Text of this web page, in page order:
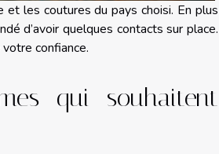
les coutures du pays choisi. En plus
d’avoir quelques contacts sur place.
confiance.
qui souhaitent